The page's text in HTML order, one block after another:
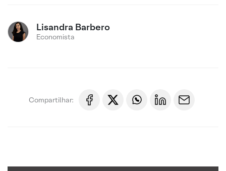
Lisandra Barbero
Economista
Compartilhar: